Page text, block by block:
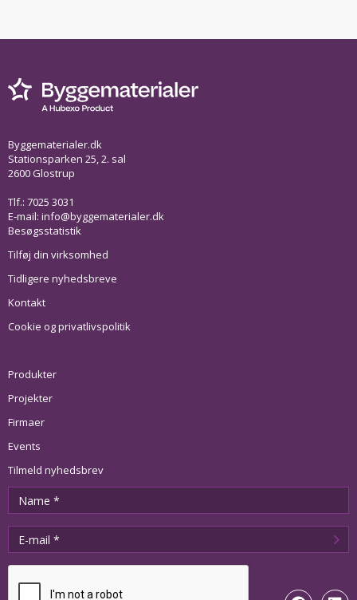
Byggematerialer.dk
Stationsparken 25, 2. sal
2600 Glostrup
Tlf.: 7025 3031
E-mail: info@byggematerialer.dk
Besøgsstatistik
Tilføj din virksomhed
Tidligere nyhedsbreve
Kontakt
Cookie og privatlivspolitik
Produkter
Projekter
Firmaer
Events
Tilmeld nyhedsbrev